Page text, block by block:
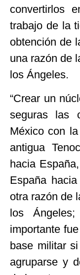
convertirlos
trabajo de la
obtención de
una razón de
los Ángeles.
“Crear un
seguras las
México con
antigua
hacia
España
otra razón de
los
importante
base militar
agruparse y